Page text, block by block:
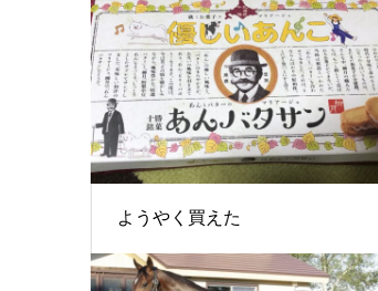
ようやく買えた